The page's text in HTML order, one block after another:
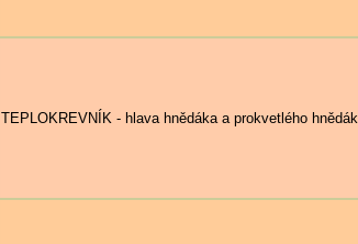
TEPLOKREVNÍK - hlava hnědáka a prokvetlého